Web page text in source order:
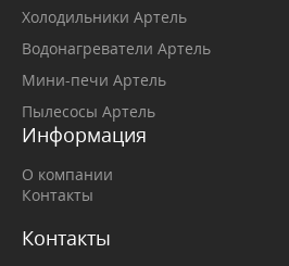
Холодильники Артель
Водонагреватели Артель
Мини-печи Артель
Пылесосы Артель
Информация
О компании
Контакты
Контакты